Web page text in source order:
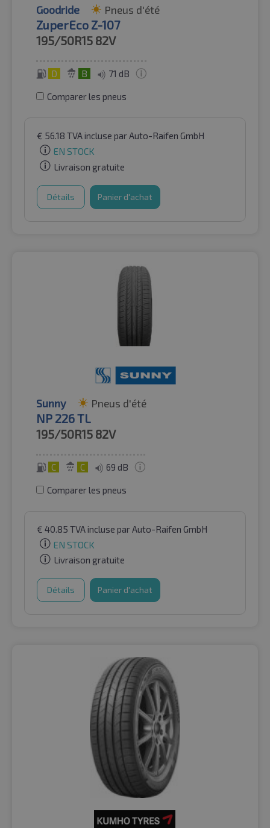
Goodride Pneus d'été
ZuperEco Z-107
195/50R15 82V
D B 71 dB
Comparer les pneus
€ 56.18 TVA incluse par Auto-Raifen GmbH
EN STOCK
Livraison gratuite
Détails Panier d'achat
Sunny Pneus d'été
NP 226 TL
195/50R15 82V
C C 69 dB
Comparer les pneus
€ 40.85 TVA incluse par Auto-Raifen GmbH
EN STOCK
Livraison gratuite
Détails Panier d'achat